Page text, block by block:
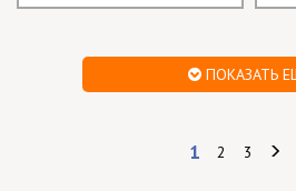
ПОКАЗАТЬ
1 2 3